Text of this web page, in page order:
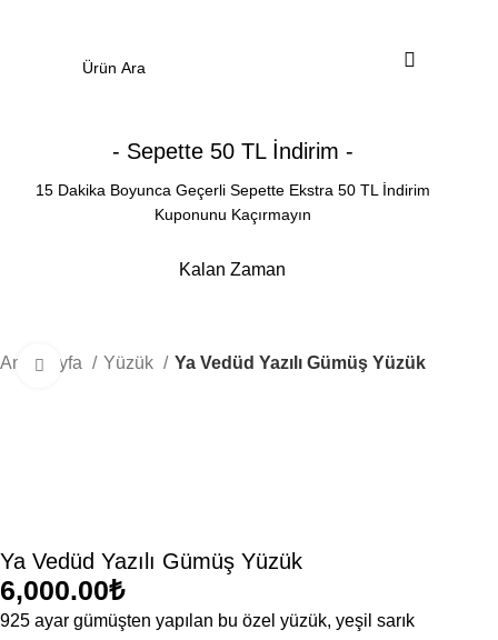
- Sepette 50 TL İndirim -
15 Dakika Boyunca Geçerli Sepette Ekstra 50 TL İndirim
Kuponunu Kaçırmayın
Kalan Zaman
Ana Sayfa Yüzük Ya Vedüd Yazılı Gümüş Yüzük
Büyütmek için tıklayın
Ya Vedüd Yazılı Gümüş Yüzük
₺
925 ayar gümüşten yapılan bu özel yüzük, yeşil sarık